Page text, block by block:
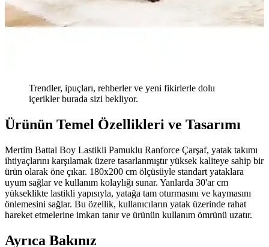
Trendler, ipuçları, rehberler ve yeni fikirlerle dolu
içerikler burada sizi bekliyor.
Ürünün Temel Özellikleri ve Tasarımı
Mertim Battal Boy Lastikli Pamuklu Ranforce Çarşaf, yatak takımı
ihtiyaçlarını karşılamak üzere tasarlanmıştır yüksek kaliteye sahip bir
ürün olarak öne çıkar. 180x200 cm ölçüsüyle standart yataklara
uyum sağlar ve kullanım kolaylığı sunar. Yanlarda 30'ar cm
yükseklikte lastikli yapısıyla, yatağa tam oturmasını ve kaymasını
önlemesini sağlar. Bu özellik, kullanıcıların yatak üzerinde rahat
hareket etmelerine imkan tanır ve ürünün kullanım ömrünü uzatır.
Ayrıca Bakınız